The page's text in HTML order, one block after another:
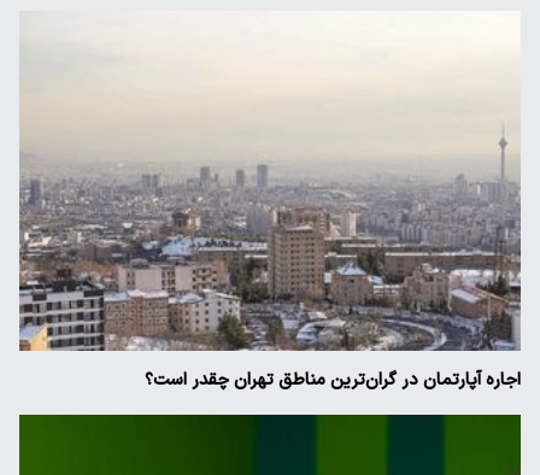
اجاره آپارتمان در گران‌ترین مناطق تهران چقدر است؟